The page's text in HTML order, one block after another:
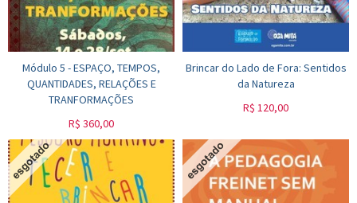
Módulo 5 - ESPAÇO, TEMPOS,
QUANTIDADES, RELAÇÕES E
TRANFORMAÇÕES
R$ 360,00
Brincar do Lado de Fora: Sentidos
da Natureza
R$ 120,00